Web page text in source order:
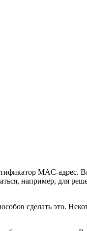
MAC-адрес.
например, для
сделать это.